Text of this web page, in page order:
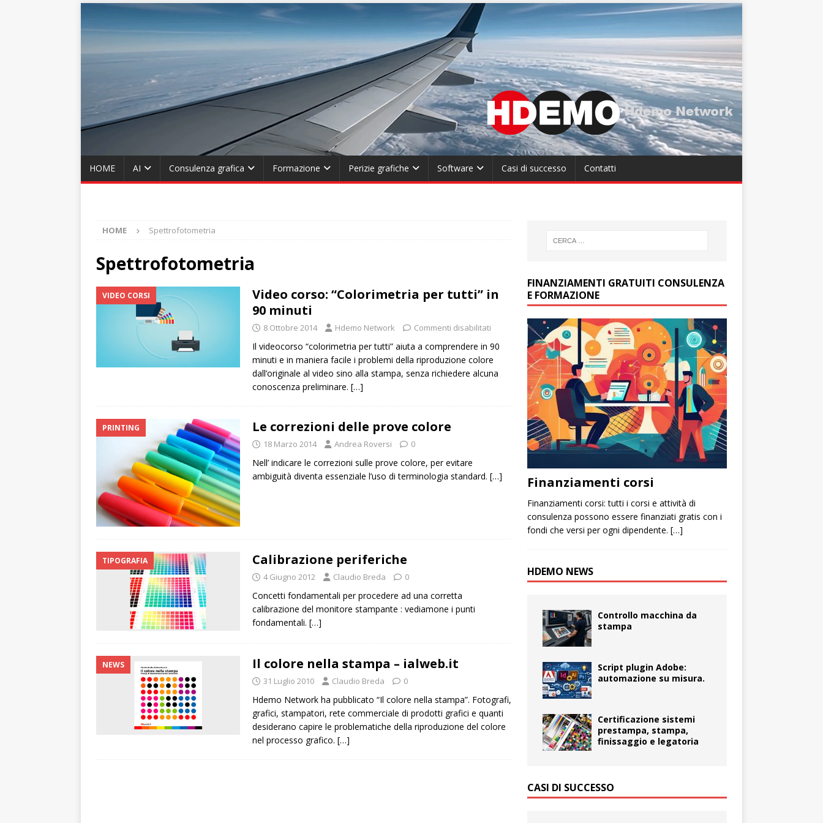
HOME AI Consulenza grafica Formazione Perizie grafiche Software Casi di successo Contatti
HOME Spettrofotometria
Spettrofotometria
VIDEO CORSI
Video corso: “Colorimetria per tutti” in
90 minuti
8 Ottobre 2014 Hdemo Network Commenti disabilitati
Il videocorso “colorimetria per tutti” aiuta a comprendere in 90
minuti e in maniera facile i problemi della riproduzione colore
dall’originale al video sino alla stampa, senza richiedere alcuna
conoscenza preliminare. […]
PRINTING Le correzioni delle prove colore
18 Marzo 2014 Andrea Roversi 0
Nell’ indicare le correzioni sulle prove colore, per evitare
ambiguità diventa essenziale l’uso di terminologia standard. […]
TIPOGRAFIA Calibrazione periferiche
4 Giugno 2012 Claudio Breda 0
Concetti fondamentali per procedere ad una corretta
calibrazione del monitore stampante : vediamone i punti
fondamentali. […]
NEWS Il colore nella stampa – ialweb.it
31 Luglio 2010 Claudio Breda 0
Hdemo Network ha pubblicato “Il colore nella stampa”. Fotografi,
grafici, stampatori, rete commerciale di prodotti grafici e quanti
desiderano capire le problematiche della riproduzione del colore
nel processo grafico. […]
FINANZIAMENTI GRATUITI CONSULENZA
E FORMAZIONE
Finanziamenti corsi
Finanziamenti corsi: tutti i corsi e attività di
consulenza possono essere finanziati gratis con i
fondi che versi per ogni dipendente. […]
HDEMO NEWS
Controllo macchina da
stampa
Script plugin Adobe:
automazione su misura.
Certificazione sistemi
prestampa, stampa,
finissaggio e legatoria
CASI DI SUCCESSO